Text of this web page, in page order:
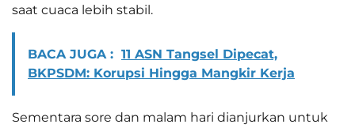
saat cuaca lebih stabil.
BACA JUGA : 11 ASN Tangsel Dipecat,
BKPSDM: Korupsi Hingga Mangkir Kerja
Sementara sore dan malam hari dianjurkan untuk